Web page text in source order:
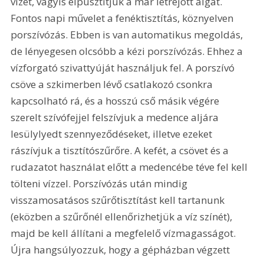
Fontos napi művelet a fenéktisztítás, köznyelven
porszívózás. Ebben is van automatikus megoldás,
de lényegesen olcsóbb a kézi porszívózás. Ehhez a
vízforgató szivattyúját használjuk fel. A porszívó
csöve a szkimerben lévő csatlakozó csonkra
kapcsolható rá, és a hosszú cső másik végére
szerelt szívófejjel felszívjuk a medence aljára
lesülylyedt szennyeződéseket, illetve ezeket
rászívjuk a tisztítószűrőre. A kefét, a csövet és a
rudazatot használat előtt a medencébe téve fel kell
tölteni vízzel. Porszívózás után mindig
visszamosatásos szűrőtisztítást kell tartanunk
(eközben a szűrőnél ellenőrizhetjük a víz színét),
majd be kell állítani a megfelelő vízmagasságot.
Újra hangsúlyozzuk, hogy a gépházban végzett